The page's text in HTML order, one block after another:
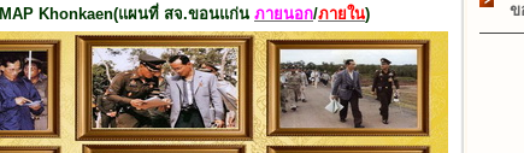
MAP Khonkaen(แผนที่ สจ.ขอนแก่น ภายนอก/ภายใน)
ข